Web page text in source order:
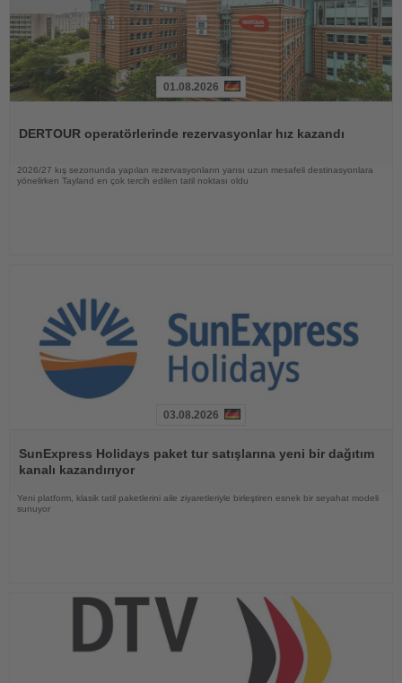
01.08.2026
DERTOUR operatörlerinde rezervasyonlar hız kazandı
2026/27 kış sezonunda yapılan rezervasyonların yarısı uzun mesafeli destinasyonlara
yönelirken Tayland en çok tercih edilen tatil noktası oldu
Oku
03.08.2026
SunExpress Holidays paket tur satışlarına yeni bir dağıtım
kanalı kazandırıyor
Yeni platform, klasik tatil paketlerini aile ziyaretleriyle birleştiren esnek bir seyahat modeli
sunuyor